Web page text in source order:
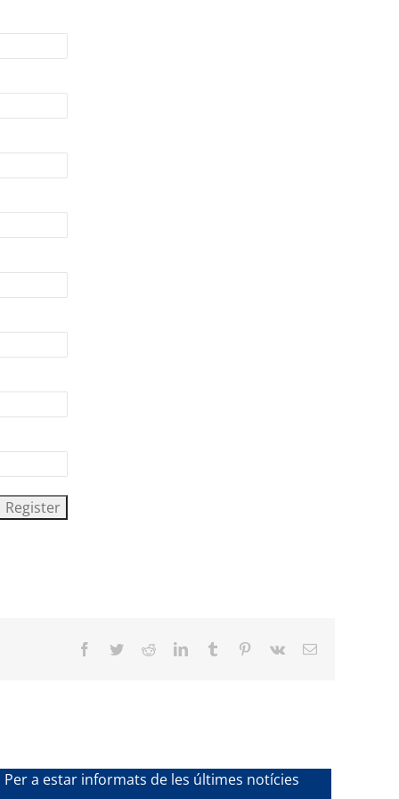
Facebook
TwitterRedditLinkedInTumblr Pinterest
Vk Email
Per a estar informats de les últimes notícies